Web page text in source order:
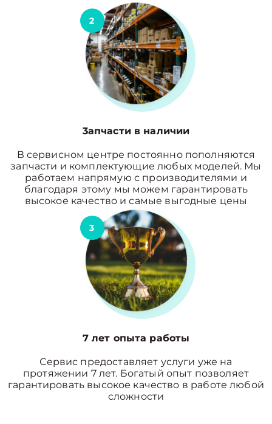
2
3апчасти в наличии
В сервисном центре постоянно пополняются
запчасти и комплектующие любых моделей. Мы
работаем напрямую с производителями и
благодаря этому мы можем гарантировать
высокое качество и самые выгодные цены
3
7 лет опыта работы
Сервис предоставляет услуги уже на
протяжении 7 лет. Богатый опыт позволяет
гарантировать высокое качество в работе любой
сложности